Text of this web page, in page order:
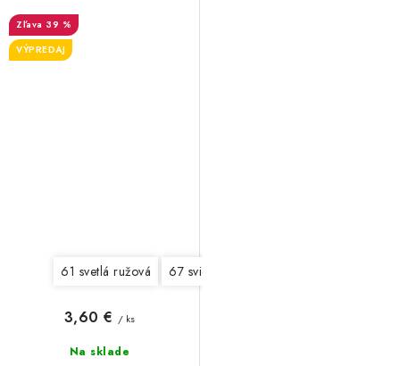
39 %
VÝPREDAJ
61 svetlá ružová 67 svieža jabĺčková
Na sklade
3,60 € / ks